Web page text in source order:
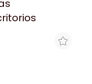
OLED +